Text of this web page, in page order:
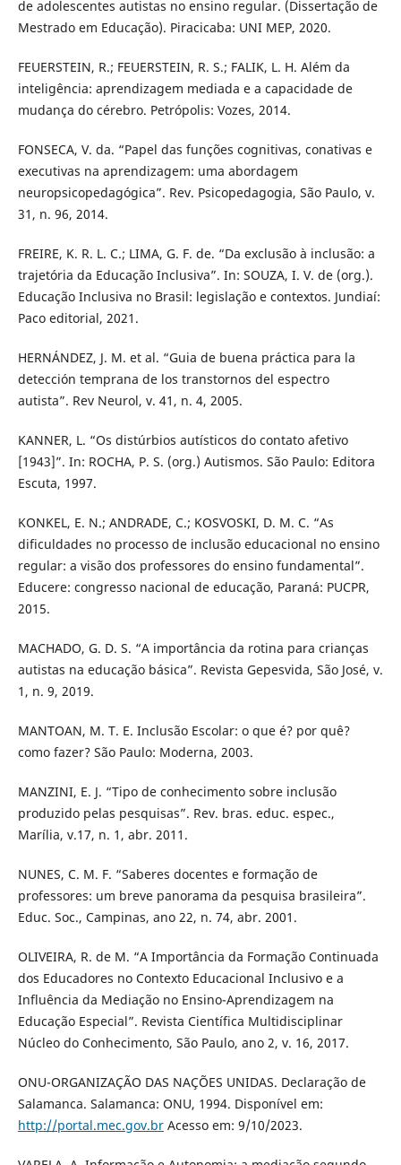
de adolescentes autistas no ensino regular. (Dissertação de
Mestrado em Educação). Piracicaba: UNI MEP, 2020.
FEUERSTEIN, R.; FEUERSTEIN, R. S.; FALIK, L. H. Além da
inteligência: aprendizagem mediada e a capacidade de
mudança do cérebro. Petrópolis: Vozes, 2014.
FONSECA, V. da. “Papel das funções cognitivas, conativas e
executivas na aprendizagem: uma abordagem
neuropsicopedagógica”. Rev. Psicopedagogia, São Paulo, v.
31, n. 96, 2014.
FREIRE, K. R. L. C.; LIMA, G. F. de. “Da exclusão à inclusão: a
trajetória da Educação Inclusiva”. In: SOUZA, I. V. de (org.).
Educação Inclusiva no Brasil: legislação e contextos. Jundiaí:
Paco editorial, 2021.
HERNÁNDEZ, J. M. et al. “Guia de buena práctica para la
detección temprana de los transtornos del espectro
autista”. Rev Neurol, v. 41, n. 4, 2005.
KANNER, L. “Os distúrbios autísticos do contato afetivo
[1943]”. In: ROCHA, P. S. (org.) Autismos. São Paulo: Editora
Escuta, 1997.
KONKEL, E. N.; ANDRADE, C.; KOSVOSKI, D. M. C. “As
dificuldades no processo de inclusão educacional no ensino
regular: a visão dos professores do ensino fundamental”.
Educere: congresso nacional de educação, Paraná: PUCPR,
2015.
MACHADO, G. D. S. “A importância da rotina para crianças
autistas na educação básica”. Revista Gepesvida, São José, v.
1, n. 9, 2019.
MANTOAN, M. T. E. Inclusão Escolar: o que é? por quê?
como fazer? São Paulo: Moderna, 2003.
MANZINI, E. J. “Tipo de conhecimento sobre inclusão
produzido pelas pesquisas”. Rev. bras. educ. espec.,
Marília, v.17, n. 1, abr. 2011.
NUNES, C. M. F. “Saberes docentes e formação de
professores: um breve panorama da pesquisa brasileira”.
Educ. Soc., Campinas, ano 22, n. 74, abr. 2001.
OLIVEIRA, R. de M. “A Importância da Formação Continuada
dos Educadores no Contexto Educacional Inclusivo e a
Influência da Mediação no Ensino-Aprendizagem na
Educação Especial”. Revista Científica Multidisciplinar
Núcleo do Conhecimento, São Paulo, ano 2, v. 16, 2017.
ONU-ORGANIZAÇÃO DAS NAÇÕES UNIDAS. Declaração de
Salamanca. Salamanca: ONU, 1994. Disponível em:
http://portal.mec.gov.brAcesso em: 9/10/2023.